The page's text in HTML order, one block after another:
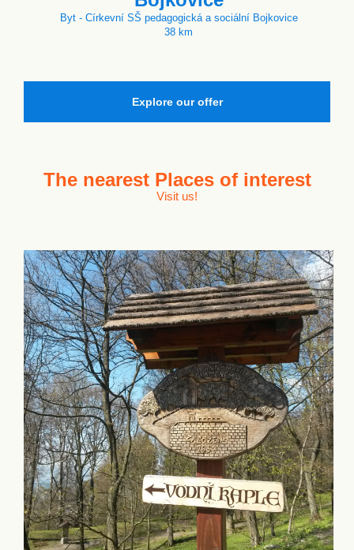
Byt - Církevní SŠ pedagogická a sociální Bojkovice
38 km
Explore our offer
The nearest Places of interest
Visit us!